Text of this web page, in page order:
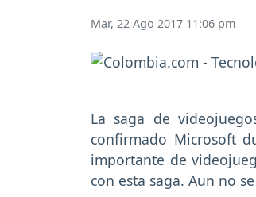
Mar, 22 Ago 2017 11:06 pm
La saga de
confirmado Microsoft
importante de
con esta saga. Aun no